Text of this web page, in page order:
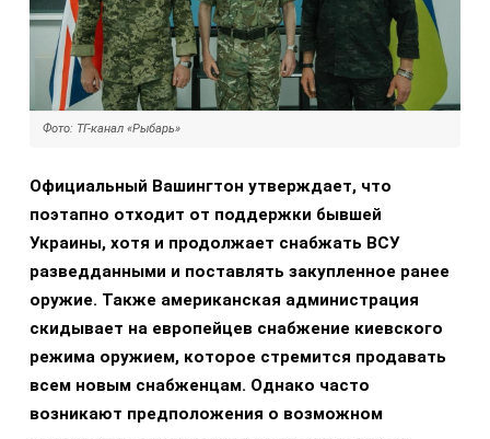
Фото: ТГ-канал «Рыбарь»
Официальный Вашингтон утверждает, что
поэтапно отходит от поддержки бывшей
Украины, хотя и продолжает снабжать ВСУ
разведданными и поставлять закупленное ранее
оружие. Также американская администрация
скидывает на европейцев снабжение киевского
режима оружием, которое стремится продавать
всем новым снабженцам. Однако часто
возникают предположения о возможном